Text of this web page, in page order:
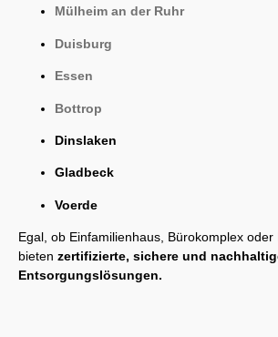
Mülheim an der Ruhr
Duisburg
Essen
Bottrop
Dinslaken
Gladbeck
Voerde
Egal, ob Einfamilienhaus, Bürokomplex
bieten zertifizierte, sichere und
Entsorgungslösungen.